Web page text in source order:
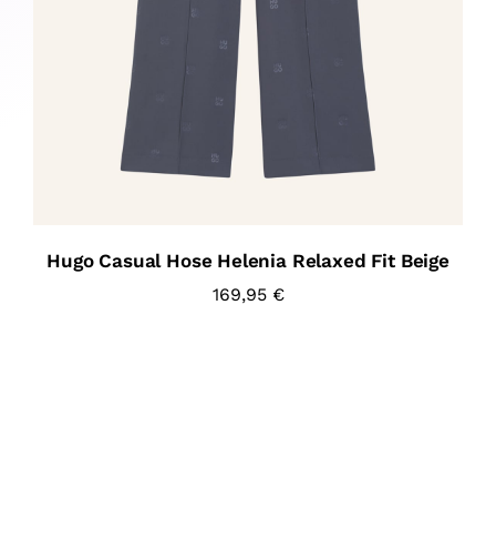
Hugo Casual Hose Helenia Relaxed Fit Beige
169,95 €